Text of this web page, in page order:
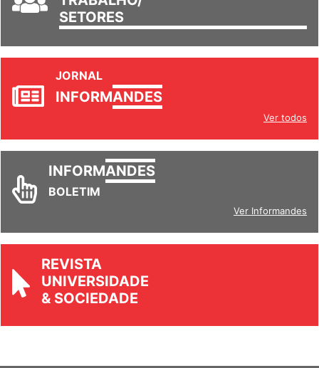
SETORES
JORNAL
INFORMANDES
Ver todos
INFORMANDES
BOLETIM
Ver Informandes
REVISTA
UNIVERSIDADE
& SOCIEDADE